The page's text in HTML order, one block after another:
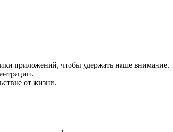
приложений, чтобы удержать наше внимание.
от жизни.